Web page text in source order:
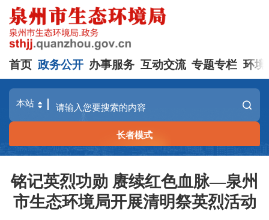
首页 政务公开 办事服务 互动交流 专题专栏 环境
长者模式
铭记英烈功勋 赓续红色血脉—泉州
市生态环境局开展清明祭英烈活动